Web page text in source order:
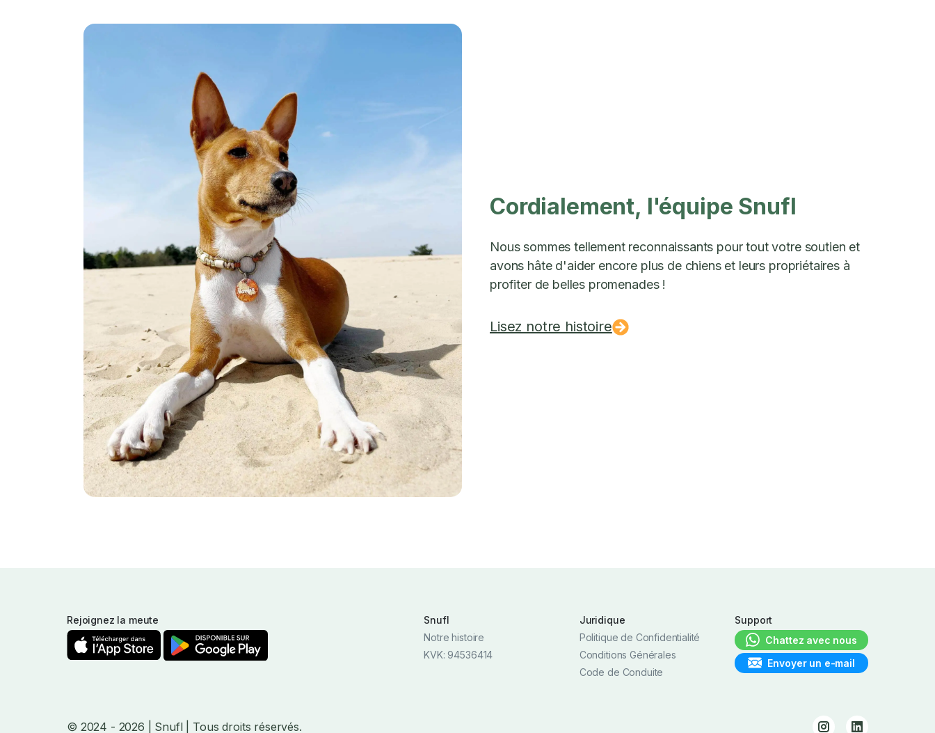
Cordialement, l'équipe Snufl
Nous sommes tellement reconnaissants pour tout votre soutien et
avons hâte d'aider encore plus de chiens et leurs propriétaires à
profiter de belles promenades !
Lisez notre histoire
Rejoignez la meute
Snufl
Notre histoire
KVK: 94536414
Juridique
Politique de Confidentialité
Conditions Générales
Code de Conduite
Support
Chattez avec nous
Envoyer un e-mail
© 2024 - 2026 | Snufl | Tous droits réservés.